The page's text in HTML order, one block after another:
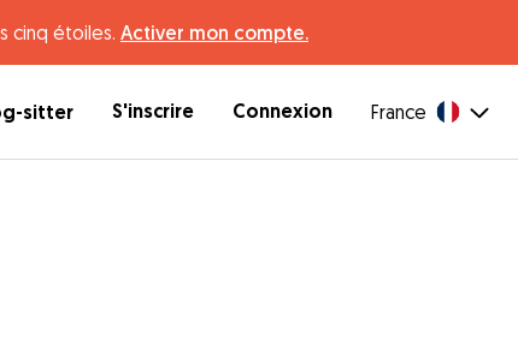
cinq étoiles. Activer mon compte.
sitter S'inscrire Connexion France